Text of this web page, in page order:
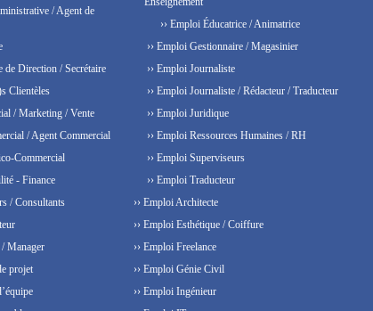
/ Agent de
de Direction / Secrétaire
Clientèles
/ Marketing / Vente
/ Agent Commercial
Commercial
- Finance
/ Consultants
Manager
projet
›› Emploi Éducatrice / Animatrice
›› Emploi Gestionnaire / Magasinier
›› Emploi Journaliste
›› Emploi Journaliste / Rédacteur / Traducteur
›› Emploi Juridique
›› Emploi Ressources Humaines / RH
›› Emploi Superviseurs
›› Emploi Traducteur
›› Emploi Architecte
›› Emploi Esthétique / Coiffure
›› Emploi Freelance
›› Emploi Génie Civil
›› Emploi Ingénieur